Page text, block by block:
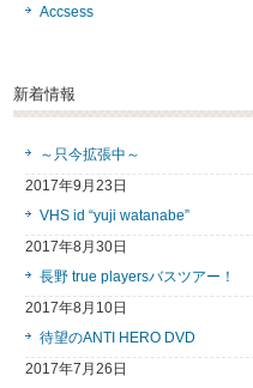
Accsess
新着情報
～只今拡張中～
2017年9月23日
VHS id “yuji watanabe”
2017年8月30日
長野 true playersバスツアー！
2017年8月10日
待望のANTI HERO DVD
2017年7月26日